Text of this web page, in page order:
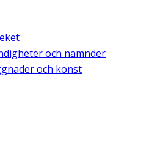
och nämnder
och konst